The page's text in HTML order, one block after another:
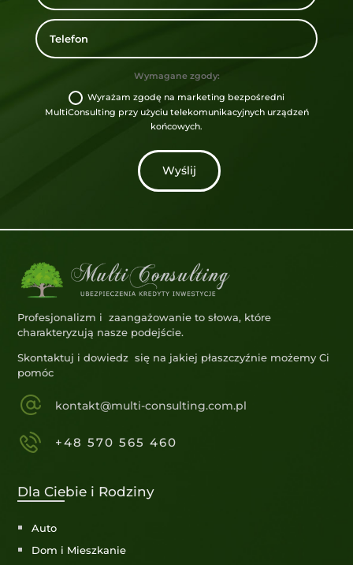
Wymagane zgody:
Wyrażam zgodę na marketing bezpośredni
MultiConsulting przy użyciu telekomunikacyjnych urządzeń
końcowych.
Wyślij
Profesjonalizm i zaangażowanie to słowa, które
charakteryzują nasze podejście.
Skontaktuj i dowiedz się na jakiej płaszczyźnie możemy Ci
pomóc
kontakt@multi-consulting.com.pl
+48 570 565 460
Dla Ciebie i Rodziny
Auto
Dom i Mieszkanie